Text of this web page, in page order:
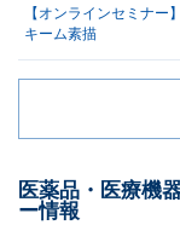
【オンラインセミナ
キーム素描
医薬品・医療機
ー情報